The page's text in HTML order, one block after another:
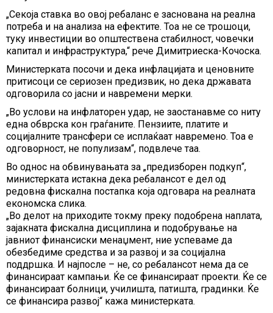
„Секоја ставка во овој ребаланс е заснована на реална
потреба и на анализа на ефектите. Тоа не се трошоци,
туку инвестиции во општествена стабилност, човечки
капитал и инфраструктура,“ рече Димитриеска-Кочоска.
Министерката посочи и дека инфлацијата и ценовните
притисоци се сериозен предизвик, но дека државата
одговорила со јасни и навремени мерки.
„Во услови на инфлаторен удар, не заостанавме со ниту
една обврска кон граѓаните. Пензиите, платите и
социјалните трансфери се исплаќаат навремено. Тоа е
одговорност, не популизам“, подвлече таа.
Во однос на обвинувањата за „предизборен подкуп“,
министерката истакна дека ребалансот е дел од
редовна фискална постапка која одговара на реалната
економска слика.
„Во делот на приходите токму преку подобрена наплата,
зајакната фискална дисциплина и подобрување на
јавниот финансиски менаџмент, ние успеваме да
обезбедиме средства и за развој и за социјална
поддршка. И најпосле – не, со ребалансот нема да се
финансираат кампањи. Ќе се финансираат проекти. Ќе се
финансираат болници, училишта, патишта, градинки. Ќе
се финансира развој“ кажа министерката.